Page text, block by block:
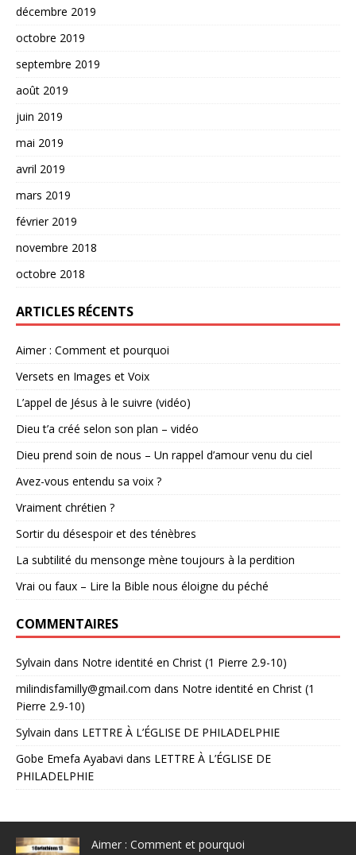
décembre 2019
octobre 2019
septembre 2019
août 2019
juin 2019
mai 2019
avril 2019
mars 2019
février 2019
novembre 2018
octobre 2018
ARTICLES RÉCENTS
Aimer : Comment et pourquoi
Versets en Images et Voix
L’appel de Jésus à le suivre (vidéo)
Dieu t’a créé selon son plan – vidéo
Dieu prend soin de nous – Un rappel d’amour venu du ciel
Avez-vous entendu sa voix ?
Vraiment chrétien ?
Sortir du désespoir et des ténèbres
La subtilité du mensonge mène toujours à la perdition
Vrai ou faux – Lire la Bible nous éloigne du péché
COMMENTAIRES
Sylvain dans Notre identité en Christ (1 Pierre 2.9-10)
milindisfamilly@gmail.com dans Notre identité en Christ (1
Pierre 2.9-10)
Sylvain dans LETTRE À L’ÉGLISE DE PHILADELPHIE
Gobe Emefa Ayabavi dans LETTRE À L’ÉGLISE DE
PHILADELPHIE
Aimer : Comment et pourquoi